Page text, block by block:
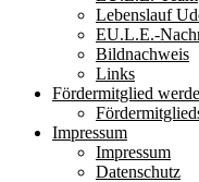
Lebenslauf
EU.L.E.-
Bildnachweis
Links
Fördermitglied
Impressum
Impressum
Datenschutz